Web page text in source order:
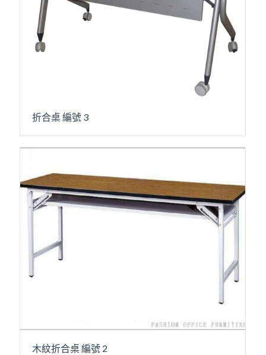
折合桌 編號 3
木紋折合桌 編號 2